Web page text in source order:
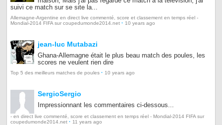
suivi ce match sur se site la...
Allemagne-Argentine en direct live commenté, score et classement en temps réel -
Mondial-2014 FIFA sur coupedumonde2014.net · 10 years ago
jean-luc Mutabazi
Ghana-Allemagne était le plus beau match des poules, les
scores ne veulent rien dire
Top 5 des meilleurs matches de poules · 10 years ago
SergioSergio
Impressionnant les commentaires ci-dessous...
- en direct live commenté, score et classement en temps réel - Mondial-2014 FIFA sur
coupedumonde2014.net · 11 years ago